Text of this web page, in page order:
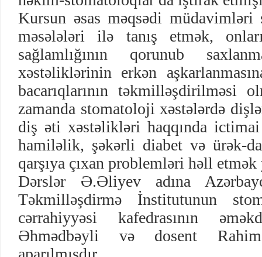
Kursun əsas məqsədi müdavimləri
məsələləri ilə tanış etmək,
sağlamlığının qorunub
xəstəliklərinin erkən
bacarıqlarının təkmilləşdirilməsi
zamanda stomatoloji xəstələrdə
diş əti xəstəlikləri haqqında ictimai
hamiləlik, şəkərli diabet və ürək-
qarşıya çıxan problemləri həll etmək
Dərslər Ə.Əliyev adına
Təkmilləşdirmə İnstitutunun
cərrahiyyəsi kafedrasının
Əhmədbəyli və dosent